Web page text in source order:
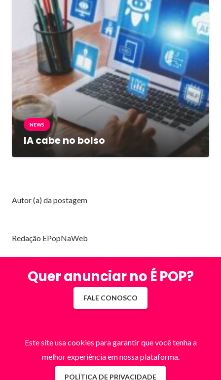
NEWS
IA cabe no bolso
Autor (a) da postagem
Redação EPopNaWeb
Quer anunciar no É POP?
FALE CONOSCO
Este site usa cookies para garantir que você tenha a
melhor experiência em nossa plataforma.
POLÍTICA DE PRIVACIDADE